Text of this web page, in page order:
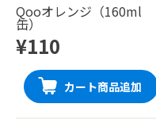
Qooオレンジ（160ml
缶）
¥110
カート商品追加